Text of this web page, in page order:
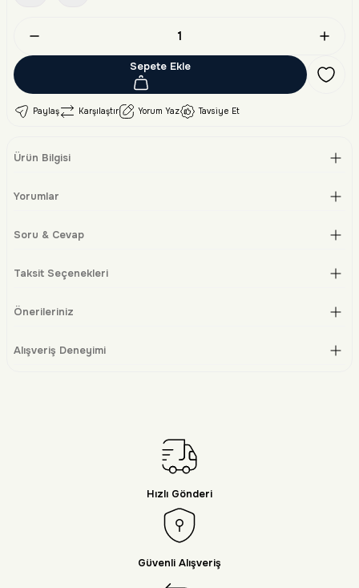
Sepete Ekle
Paylaş Karşılaştır Yorum Yaz Tavsiye Et
Ürün Bilgisi
Yorumlar
Soru & Cevap
Taksit Seçenekleri
Önerileriniz
Alışveriş Deneyimi
Hızlı Gönderi
Güvenli Alışveriş